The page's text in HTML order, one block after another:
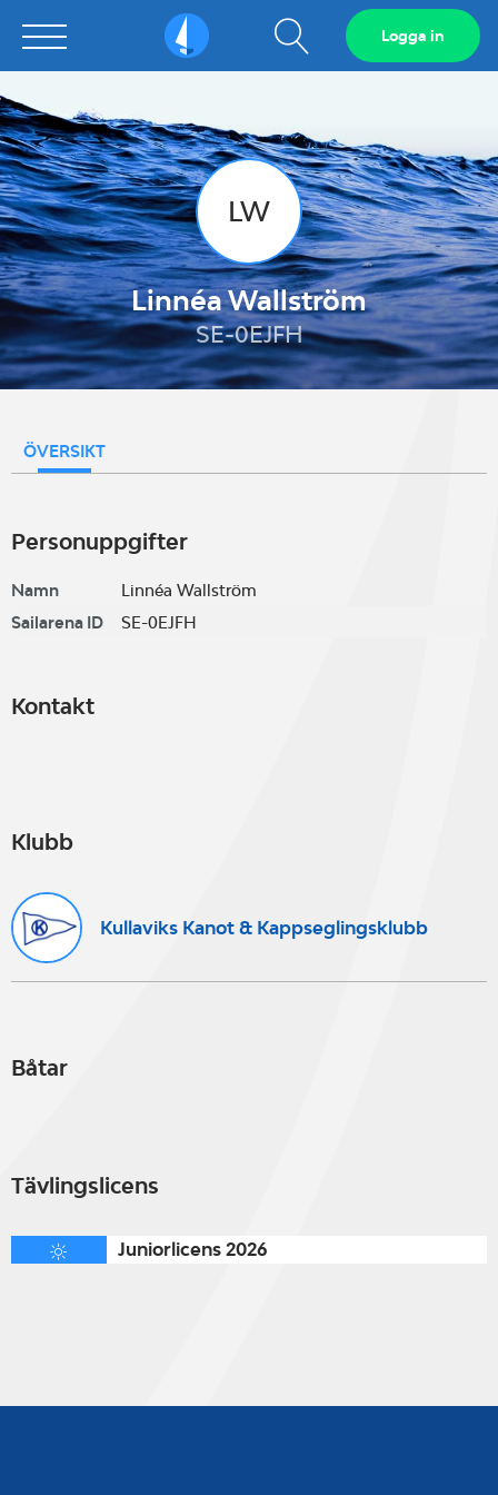
Sailarena Visa
sökfält
Logga in
LW
Linnéa Wallström
SE-0EJFH
ÖVERSIKT
Personuppgifter
Namn
Linnéa Wallström
Sailarena ID
SE-0EJFH
Kontakt
Klubb
Kullaviks Kanot & Kappseglingsklubb
Båtar
Tävlingslicens
Juniorlicens 2026